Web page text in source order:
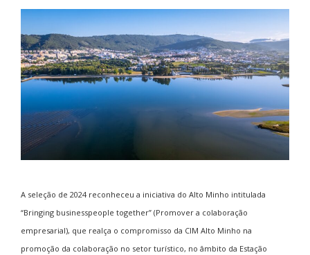
A seleção de 2024 reconheceu a iniciativa do Alto Minho intitulada
“Bringing businesspeople together” (Promover a colaboração
empresarial), que realça o compromisso da CIM Alto Minho na
promoção da colaboração no setor turístico, no âmbito da Estação